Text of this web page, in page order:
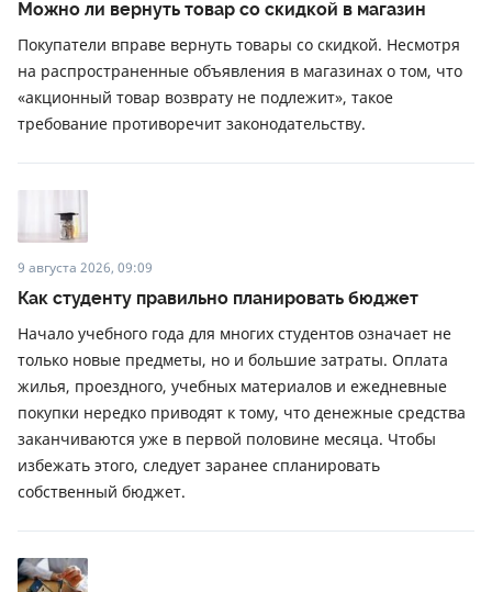
Можно ли вернуть товар со скидкой в ​​магазин
Покупатели вправе вернуть товары со скидкой. Несмотря
на распространенные объявления в магазинах о том, что
«акционный товар возврату не подлежит», такое
требование противоречит законодательству.
9 августа 2026, 09:09
Как студенту правильно планировать бюджет
Начало учебного года для многих студентов означает не
только новые предметы, но и большие затраты. Оплата
жилья, проездного, учебных материалов и ежедневные
покупки нередко приводят к тому, что денежные средства
заканчиваются уже в первой половине месяца. Чтобы
избежать этого, следует заранее спланировать
собственный бюджет.